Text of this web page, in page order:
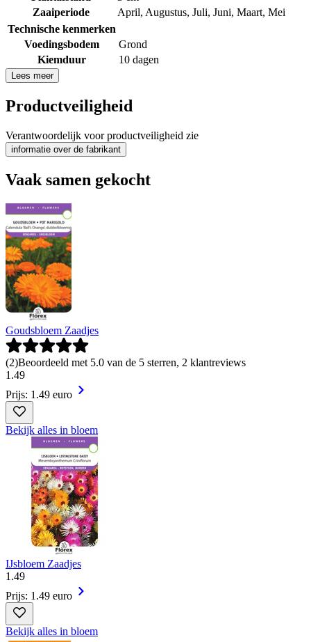
Zaaiperiode
April, Augustus, Juli, Juni, Maart, Mei
Technische kenmerken
Voedingsbodem
Grond
Kiemduur
10 dagen
Lees meer
Productveiligheid
Verantwoordelijk voor productveiligheid zie
informatie over de fabrikant
Vaak samen gekocht
Goudsbloem Zaadjes
(2)Beoordeeld met 5.0 van de 5 sterren, 2 klantreviews
1 .49
Prijs: 1.49 euro
Bekijk alles in bloem
IJsbloem Zaadjes
1 .49
Prijs: 1.49 euro
Bekijk alles in bloem